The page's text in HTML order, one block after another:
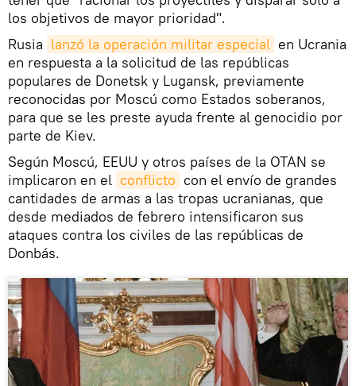
los objetivos de mayor prioridad".
Rusia lanzó la operación militar especial en Ucrania
en respuesta a la solicitud de las repúblicas
populares de Donetsk y Lugansk, previamente
reconocidas por Moscú como Estados soberanos,
para que se les preste ayuda frente al genocidio por
parte de Kiev.
Según Moscú, EEUU y otros países de la OTAN se
implicaron en el conflicto con el envío de grandes
cantidades de armas a las tropas ucranianas, que
desde mediados de febrero intensificaron sus
ataques contra los civiles de las repúblicas de
Donbás.